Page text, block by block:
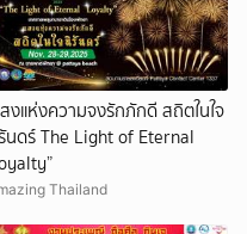
สงแห่งความจงรักภักดี สถิตในใจ
นดร์ The Light of Eternal
Thailand